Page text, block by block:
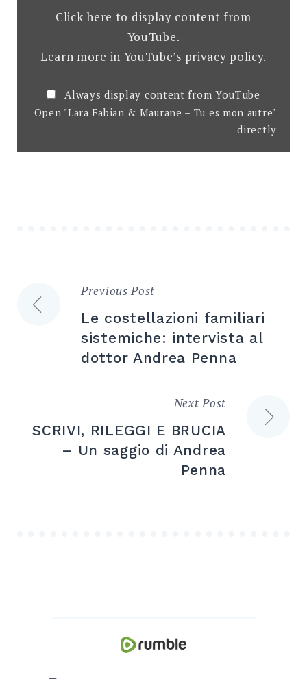
YOUTUBE
Click here to display content from
YouTube.
Learn more in YouTube’s privacy policy.
Always display content from YouTube
Open "Lara Fabian & Maurane – Tu es mon autre"
directly
Navigazione
articoli
Previous Post
Le costellazioni familiari
sistemiche: intervista al
dottor Andrea Penna
Next Post
SCRIVI, RILEGGI E BRUCIA
– Un saggio di Andrea
Penna